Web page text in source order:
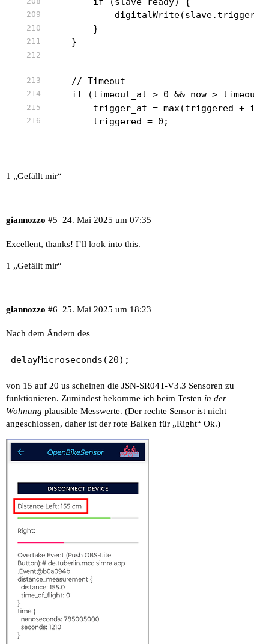
    }
}
// Timeout
if (timeout_at > 0 && now >
trigger_at = max(triggered +
    triggered = 0;
1 „Gefällt mir“
giannozzo 24. Mai 2025 um 07:35
#5
Excellent, thanks! I’ll look into this.
1 „Gefällt mir“
giannozzo 25. Mai 2025 um 18:23
#6
Nach dem Ändern des
von 15 auf 20 us scheinen die JSN-SR04T-V3.3 Sensoren zu
funktionieren. Zumindest bekomme ich beim Testen in der
Wohnung plausible Messwerte. (Der rechte Sensor ist nicht
angeschlossen, daher ist der rote Balken für „Right“ Ok.)